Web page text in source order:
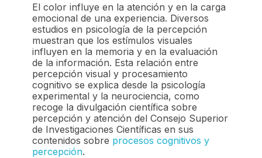
El color influye en la atención y en la carga
emocional de una experiencia. Diversos
estudios en psicología de la percepción
muestran que los estímulos visuales
influyen en la memoria y en la evaluación
de la información. Esta relación entre
percepción visual y procesamiento
cognitivo se explica desde la psicología
experimental y la neurociencia, como
recoge la divulgación científica sobre
percepción y atención del Consejo Superior
de Investigaciones Científicas en sus
contenidos sobre procesos cognitivos y
percepción.